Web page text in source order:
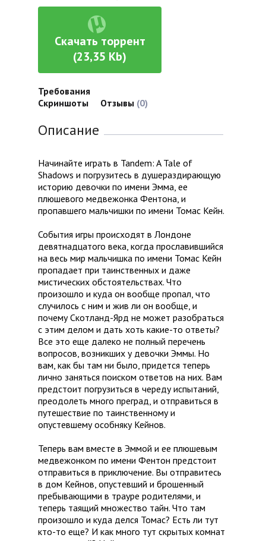
Скачать торрент
(23,35 Kb)
Требования
Скриншоты
Отзывы (0)
Описание
Начинайте играть в Tandem: A Tale of
Shadows и погрузитесь в душераздирающую
историю девочки по имени Эмма, ее
плюшевого медвежонка Фентона, и
пропавшего мальчишки по имени Томас Кейн.
События игры происходят в Лондоне
девятнадцатого века, когда прославившийся
на весь мир мальчишка по имени Томас Кейн
пропадает при таинственных и даже
мистических обстоятельствах. Что
произошло и куда он вообще пропал, что
случилось с ним и жив ли он вообще, и
почему Скотланд-Ярд не может разобраться
с этим делом и дать хоть какие-то ответы?
Все это еще далеко не полный перечень
вопросов, возникших у девочки Эммы. Но
вам, как бы там ни было, придется теперь
лично заняться поиском ответов на них. Вам
предстоит погрузиться в череду испытаний,
преодолеть много преград, и отправиться в
путешествие по таинственному и
опустевшему особняку Кейнов.
Теперь вам вместе в Эммой и ее плюшевым
медвежонком по имени Фентон предстоит
отправиться в приключение. Вы отправитесь
в дом Кейнов, опустевший и брошенный
пребывающими в трауре родителями, и
теперь таящий множество тайн. Что там
произошло и куда делся Томас? Есть ли тут
кто-то еще? И как много тут скрытых комнат